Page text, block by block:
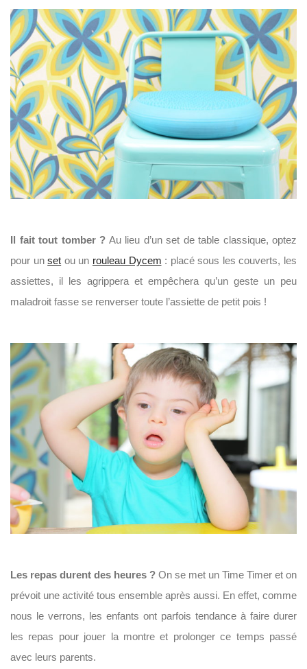
Il fait tout tomber ? Au lieu d’un set de table classique, optez
pour unset ou un rouleau Dycem : placé sous les couverts, les
assiettes, il les agrippera et empêchera qu’un geste un peu
maladroit fasse se renverser toute l’assiette de petit pois !
Les repas durent des heures ? On se met un Time Timer et on
prévoit une activité tous ensemble après aussi. En effet, comme
nous le verrons, les enfants ont parfois tendance à faire durer
les repas pour jouer la montre et prolonger ce temps passé
avec leurs parents.